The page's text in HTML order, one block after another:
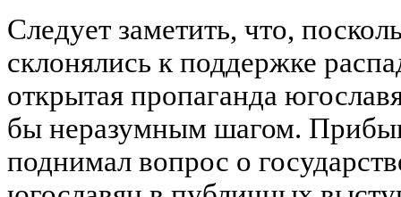
Следует заметить, что,
склонялись к поддержке
открытая пропаганда
бы неразумным шагом.
поднимал вопрос о